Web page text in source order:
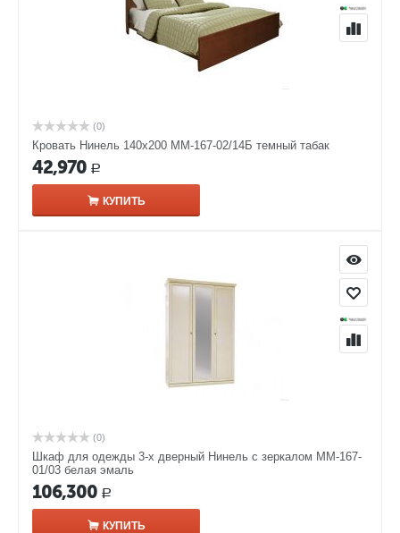
(0)
Кровать Нинель 140х200 ММ-167-02/14Б темный табак
42,970 Р
КУПИТЬ
(0)
Шкаф для одежды 3-х дверный Нинель с зеркалом ММ-167-
01/03 белая эмаль
106,300 Р
КУПИТЬ